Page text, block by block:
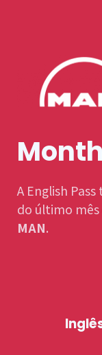
A English
do último mês
MAN.